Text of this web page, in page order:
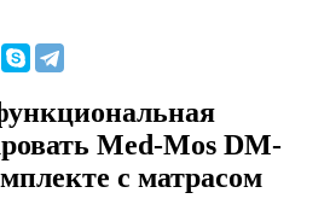
Med-Mos DM-
с матрасом